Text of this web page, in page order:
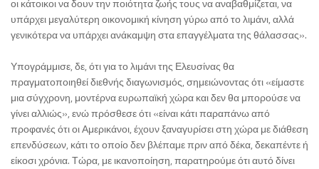
οι κάτοικοι να δουν την ποιότητα ζωής τους να αναβαθμίζεται, να
υπάρχει μεγαλύτερη οικονομική κίνηση γύρω από το λιμάνι, αλλά
γενικότερα να υπάρχει ανάκαμψη στα επαγγέλματα της θάλασσας».
Υπογράμμισε, δε, ότι για το λιμάνι της Ελευσίνας θα
πραγματοποιηθεί διεθνής διαγωνισμός, σημειώνοντας ότι «είμαστε
μια σύγχρονη, μοντέρνα ευρωπαϊκή χώρα και δεν θα μπορούσε να
γίνει αλλιώς», ενώ πρόσθεσε ότι «είναι κάτι παραπάνω από
προφανές ότι οι Αμερικάνοι, έχουν ξαναγυρίσει στη χώρα με διάθεση
επενδύσεων, κάτι το οποίο δεν βλέπαμε πριν από δέκα, δεκαπέντε ή
είκοσι χρόνια. Τώρα, με ικανοποίηση, παρατηρούμε ότι αυτό δίνει